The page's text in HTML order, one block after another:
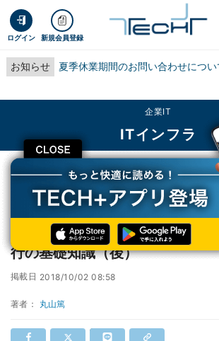
ログイン 新規会員登録
お知らせ 夏季休業期間のお問い合わせについ
CLOSE
企業IT
ITインフラ
TECH+ 企業IT
ITインフラ
Windows Server 2008のEOSに伴うAzure移行の基礎
Windows Server 2008のEOS
行の基礎知識（後）
掲載日 2018/10/02 08:58
著者： 丸山篤